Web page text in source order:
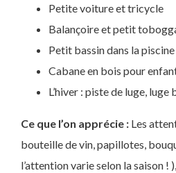
Petite voiture et tricycle
Balançoire et petit
Petit bassin dans la
Cabane en bois pour
L’hiver : piste de luge,
Ce que l’on apprécie : Les
bouteille de vin, papillotes,
l’attention varie selon la saison !